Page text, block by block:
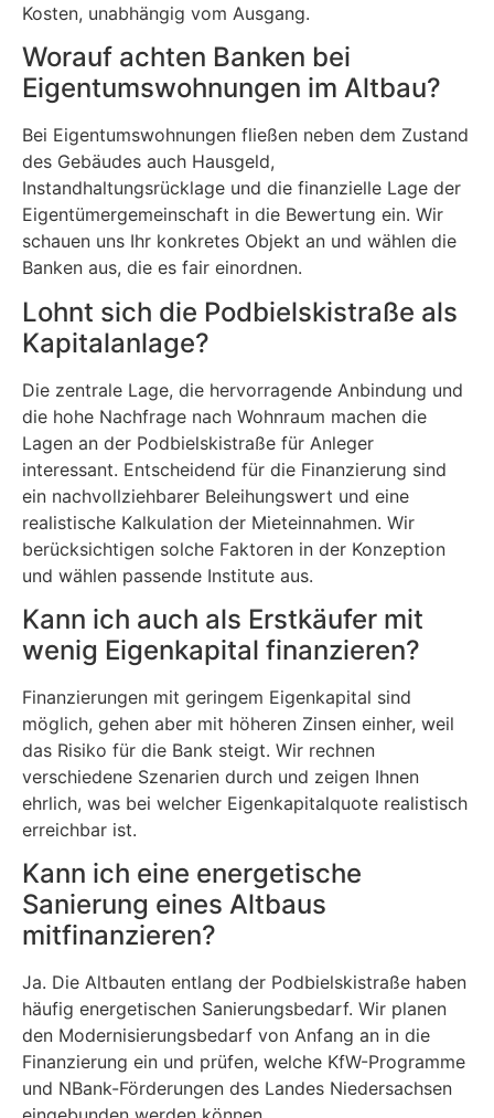
Kosten, unabhängig vom Ausgang.
Worauf achten Banken bei
Eigentumswohnungen im Altbau?
Bei Eigentumswohnungen fließen neben dem Zustand
des Gebäudes auch Hausgeld,
Instandhaltungsrücklage und die finanzielle Lage der
Eigentümergemeinschaft in die Bewertung ein. Wir
schauen uns Ihr konkretes Objekt an und wählen die
Banken aus, die es fair einordnen.
Lohnt sich die Podbielskistraße als
Kapitalanlage?
Die zentrale Lage, die hervorragende Anbindung und
die hohe Nachfrage nach Wohnraum machen die
Lagen an der Podbielskistraße für Anleger
interessant. Entscheidend für die Finanzierung sind
ein nachvollziehbarer Beleihungswert und eine
realistische Kalkulation der Mieteinnahmen. Wir
berücksichtigen solche Faktoren in der Konzeption
und wählen passende Institute aus.
Kann ich auch als Erstkäufer mit
wenig Eigenkapital finanzieren?
Finanzierungen mit geringem Eigenkapital sind
möglich, gehen aber mit höheren Zinsen einher, weil
das Risiko für die Bank steigt. Wir rechnen
verschiedene Szenarien durch und zeigen Ihnen
ehrlich, was bei welcher Eigenkapitalquote realistisch
erreichbar ist.
Kann ich eine energetische
Sanierung eines Altbaus
mitfinanzieren?
Ja. Die Altbauten entlang der Podbielskistraße haben
häufig energetischen Sanierungsbedarf. Wir planen
den Modernisierungsbedarf von Anfang an in die
Finanzierung ein und prüfen, welche KfW-Programme
und NBank-Förderungen des Landes Niedersachsen